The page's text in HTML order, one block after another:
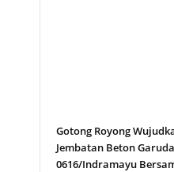
Gotong Royong
Jembatan Beton
0616/Indramayu